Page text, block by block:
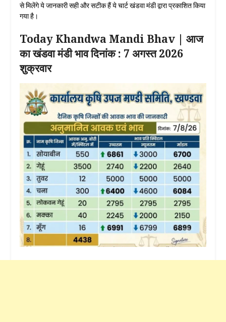
से मिलेंगे ये जानकारी सही और सटीक हैं ये चार्ट खंडवा मंडी द्वारा प्रकाशित किया
गया है।
Today Khandwa Mandi Bhav | आज
का खंडवा मंडी भाव दिनांक : 7 अगस्त2026
शुक्रवार